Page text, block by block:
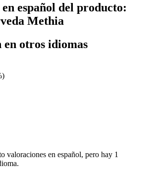
español del producto:
Methia
en otros idiomas
valoraciones en español, pero hay 1